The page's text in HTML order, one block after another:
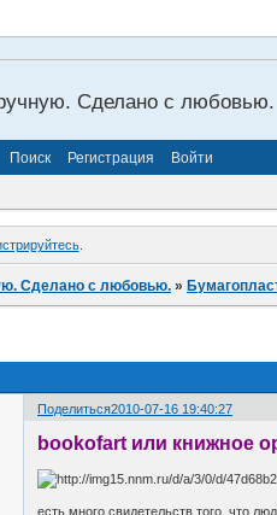
Сделано с любовью.
Поиск Регистрация Войти
.
Сделано с любовью. »
Поделиться2010-07-16 19:40:27
bookofart или книжное
есть много свидетельств того, что